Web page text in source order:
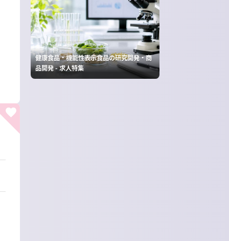
健康食品・機能性表示食品の研究開発・商
品開発 - 求人特集